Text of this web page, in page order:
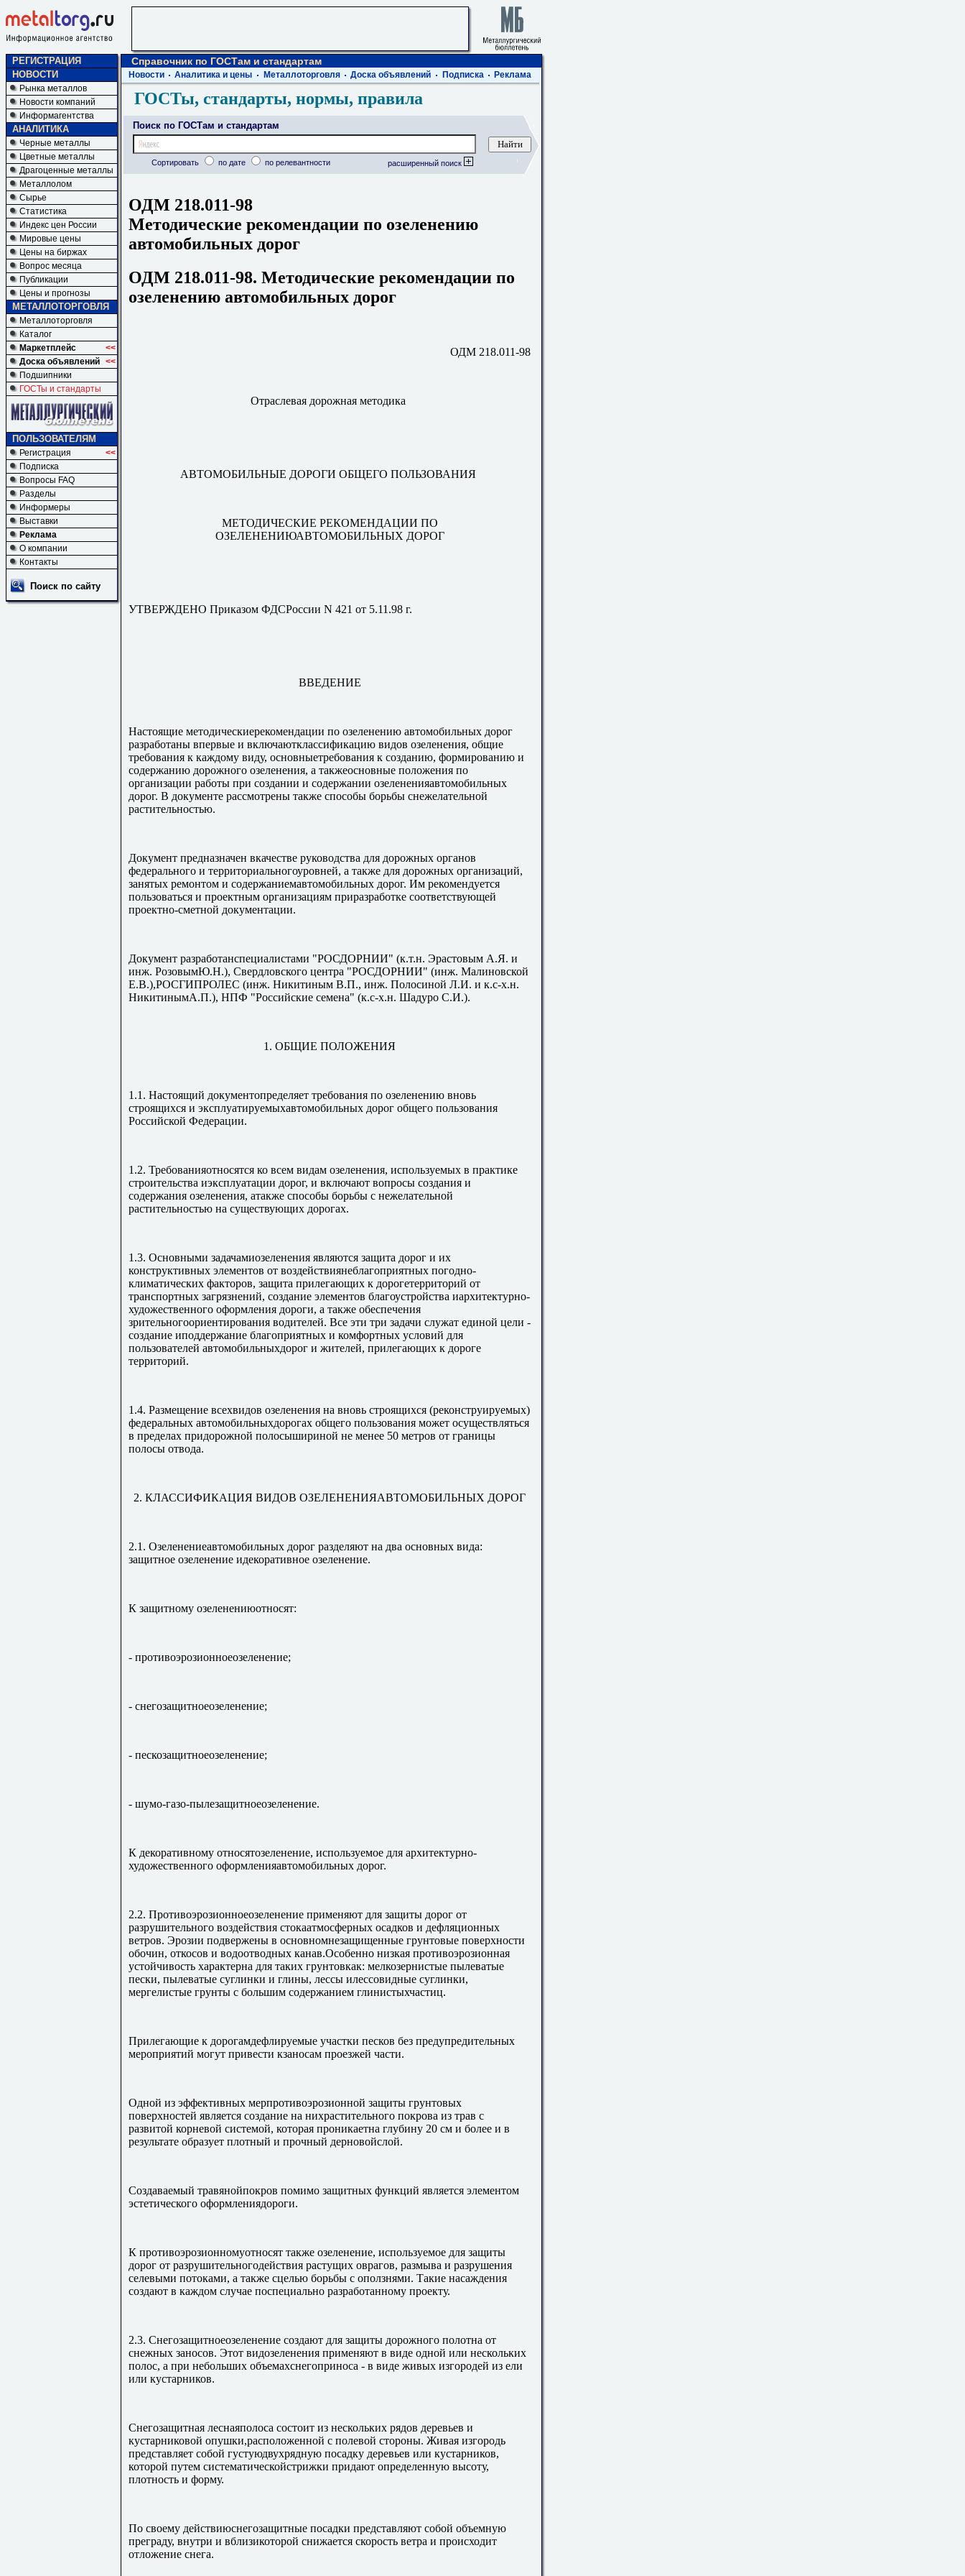
РЕГИСТРАЦИЯ
НОВОСТИ
Рынка металлов
Новости компаний
Информагентства
АНАЛИТИКА
Черные металлы
Цветные металлы
Драгоценные металлы
Металлолом
Сырье
Статистика
Индекс цен России
Мировые цены
Цены на биржах
Вопрос месяца
Публикации
Цены и прогнозы
МЕТАЛЛОТОРГОВЛЯ
Металлоторговля
Каталог
Маркетплейс
<<
Доска объявлений <<
Подшипники
ГОСТы и стандарты
ПОЛЬЗОВАТЕЛЯМ
Регистрация
<<
Подписка
Вопросы FAQ
Разделы
Информеры
Выставки
Реклама
О компании
Контакты
Поиск по сайту
Справочник по ГОСТам и стандартам
Новости Аналитика и цены Металлоторговля Доска объявлений Подписка Реклама
ГОСТы, стандарты, нормы, правила
Поиск по ГОСТам и стандартам
Сортировать по дате по релевантности расширенный поиск
ОДМ 218.011-98
Методические рекомендации по озеленению
автомобильных дорог
ОДМ 218.011-98. Методические рекомендации по
озеленению автомобильных дорог
ОДМ 218.011-98
Отраслевая дорожная методика
АВТОМОБИЛЬНЫЕ ДОРОГИ ОБЩЕГО ПОЛЬЗОВАНИЯ
МЕТОДИЧЕСКИЕ РЕКОМЕНДАЦИИ ПО
ОЗЕЛЕНЕНИЮАВТОМОБИЛЬНЫХ ДОРОГ
УТВЕРЖДЕНО Приказом ФДСРоссии N 421 от 5.11.98 г.
ВВЕДЕНИЕ
Настоящие методическиерекомендации по озеленению автомобильных дорог
разработаны впервые и включаютклассификацию видов озеленения, общие
требования к каждому виду, основныетребования к созданию, формированию и
содержанию дорожного озеленения, а такжеосновные положения по
организации работы при создании и содержании озелененияавтомобильных
дорог. В документе рассмотрены также способы борьбы снежелательной
растительностью.
Документ предназначен вкачестве руководства для дорожных органов
федерального и территориальногоуровней, а также для дорожных организаций,
занятых ремонтом и содержаниемавтомобильных дорог. Им рекомендуется
пользоваться и проектным организациям приразработке соответствующей
проектно-сметной документации.
Документ разработанспециалистами "РОСДОРНИИ" (к.т.н. Эрастовым А.Я. и
инж. РозовымЮ.Н.), Свердловского центра "РОСДОРНИИ" (инж. Малиновской
Е.В.),РОСГИПРОЛЕС (инж. Никитиным В.П., инж. Полосиной Л.И. и к.с-х.н.
НикитинымА.П.), НПФ "Российские семена" (к.с-х.н. Шадуро С.И.).
1. ОБЩИЕ ПОЛОЖЕНИЯ
1.1. Настоящий документопределяет требования по озеленению вновь
строящихся и эксплуатируемыхавтомобильных дорог общего пользования
Российской Федерации.
1.2. Требованияотносятся ко всем видам озеленения, используемых в практике
строительства иэксплуатации дорог, и включают вопросы создания и
содержания озеленения, атакже способы борьбы с нежелательной
растительностью на существующих дорогах.
1.3. Основными задачамиозеленения являются защита дорог и их
конструктивных элементов от воздействиянеблагоприятных погодно-
климатических факторов, защита прилегающих к дорогетерриторий от
транспортных загрязнений, создание элементов благоустройства иархитектурно-
художественного оформления дороги, а также обеспечения
зрительногоориентирования водителей. Все эти три задачи служат единой цели -
создание иподдержание благоприятных и комфортных условий для
пользователей автомобильныхдорог и жителей, прилегающих к дороге
территорий.
1.4. Размещение всехвидов озеленения на вновь строящихся (реконструируемых)
федеральных автомобильныхдорогах общего пользования может осуществляться
в пределах придорожной полосышириной не менее 50 метров от границы
полосы отвода.
2. КЛАССИФИКАЦИЯ ВИДОВ ОЗЕЛЕНЕНИЯАВТОМОБИЛЬНЫХ ДОРОГ
2.1. Озеленениеавтомобильных дорог разделяют на два основных вида:
защитное озеленение идекоративное озеленение.
К защитному озеленениюотносят:
- противоэрозионноеозеленение;
- снегозащитноеозеленение;
- пескозащитноеозеленение;
- шумо-газо-пылезащитноеозеленение.
К декоративному относятозеленение, используемое для архитектурно-
художественного оформленияавтомобильных дорог.
2.2. Противоэрозионноеозеленение применяют для защиты дорог от
разрушительного воздействия стокаатмосферных осадков и дефляционных
ветров. Эрозии подвержены в основномнезащищенные грунтовые поверхности
обочин, откосов и водоотводных канав.Особенно низкая противоэрозионная
устойчивость характерна для таких грунтовкак: мелкозернистые пылеватые
пески, пылеватые суглинки и глины, лессы илессовидные суглинки,
мергелистые грунты с большим содержанием глинистыхчастиц.
Прилегающие к дорогамдефлируемые участки песков без предупредительных
мероприятий могут привести кзаносам проезжей части.
Одной из эффективных мерпротивоэрозионной защиты грунтовых
поверхностей является создание на нихрастительного покрова из трав с
развитой корневой системой, которая проникаетна глубину 20 см и более и в
результате образует плотный и прочный дерновойслой.
Создаваемый травянойпокров помимо защитных функций является элементом
эстетического оформлениядороги.
К противоэрозионномуотносят также озеленение, используемое для защиты
дорог от разрушительногодействия растущих оврагов, размыва и разрушения
селевыми потоками, а также сцелью борьбы с оползнями. Такие насаждения
создают в каждом случае поспециально разработанному проекту.
2.3. Снегозащитноеозеленение создают для защиты дорожного полотна от
снежных заносов. Этот видозеленения применяют в виде одной или нескольких
полос, а при небольших объемахснегоприноса - в виде живых изгородей из ели
или кустарников.
Снегозащитная леснаяполоса состоит из нескольких рядов деревьев и
кустарниковой опушки,расположенной с полевой стороны. Живая изгородь
представляет собой густуюдвухрядную посадку деревьев или кустарников,
которой путем систематическойстрижки придают определенную высоту,
плотность и форму.
По своему действиюснегозащитные посадки представляют собой объемную
преграду, внутри и вблизикоторой снижается скорость ветра и происходит
отложение снега.